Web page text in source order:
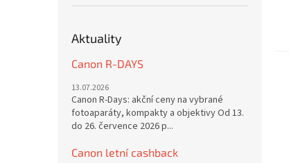
Aktuality
Canon R-DAYS
13.07.2026
Canon R-Days: akční ceny na vybrané
fotoaparáty, kompakty a objektivy Od 13.
do 26. července 2026 p...
Canon letní cashback